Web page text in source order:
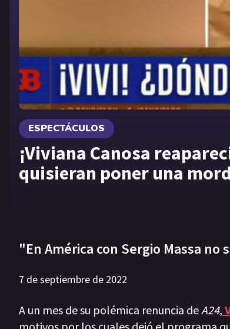
ESPECTÁCULOS
¡Viviana Canosa
quisieran poner una
"En América con Sergio Massa
7 de septiembre de 2022
A un mes de su polémica renuncia deA24,